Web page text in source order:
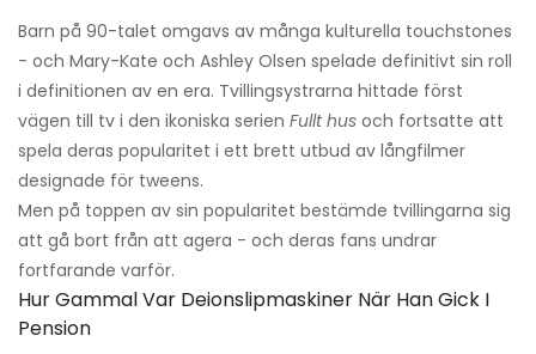
Barn på 90-talet omgavs av många kulturella touchstones
- och Mary-Kate och Ashley Olsen spelade definitivt sin roll
i definitionen av en era. Tvillingsystrarna hittade först
vägen till tv i den ikoniska serien Fullt hus och fortsatte att
spela deras popularitet i ett brett utbud av långfilmer
designade för tweens.
Men på toppen av sin popularitet bestämde tvillingarna sig
att gå bort från att agera - och deras fans undrar
fortfarande varför.
Hur Gammal Var Deionslipmaskiner När Han Gick I
Pension